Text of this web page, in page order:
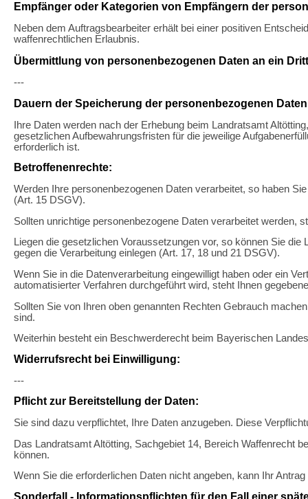
Empfänger oder Kategorien von Empfängern der
Neben dem Auftragsbearbeiter erhält bei einer positiven
waffenrechtlichen Erlaubnis.
Übermittlung von personenbezogenen Daten an ein
---
Dauern der Speicherung der personenbezogenen
Ihre Daten werden nach der Erhebung beim Landratsamt
gesetzlichen Aufbewahrungsfristen für die jeweilige
erforderlich ist.
Betroffenenrechte:
Werden Ihre personenbezogenen Daten verarbeitet, so haben
(Art. 15 DSGV).
Sollten unrichtige personenbezogene Daten verarbeitet werden,
Liegen die gesetzlichen Voraussetzungen vor, so können Sie
gegen die Verarbeitung einlegen (Art. 17, 18 und 21 DSGV).
Wenn Sie in die Datenverarbeitung eingewilligt haben oder ein
automatisierter Verfahren durchgeführt wird, steht Ihnen
Sollten Sie von Ihren oben genannten Rechten Gebrauch
sind.
Weiterhin besteht ein Beschwerderecht beim Bayerischen
Widerrufsrecht bei Einwilligung:
---
Pflicht zur Bereitstellung der Daten:
Sie sind dazu verpflichtet, Ihre Daten anzugeben. Diese
Das Landratsamt Altötting, Sachgebiet 14, Bereich Waffenrecht
können.
Wenn Sie die erforderlichen Daten nicht angeben, kann Ihr
Sonderfall - Informationspflichten für den Fall einer